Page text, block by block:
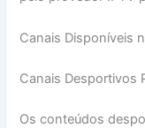
Canais Disponíveis
Canais Desportivos
Os conteúdos